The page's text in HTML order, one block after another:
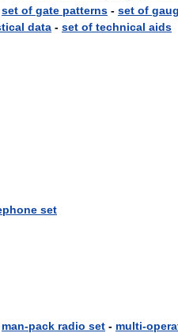
set of gate patterns - set of
data - set of technical aids
set
man-pack radio set - multi-